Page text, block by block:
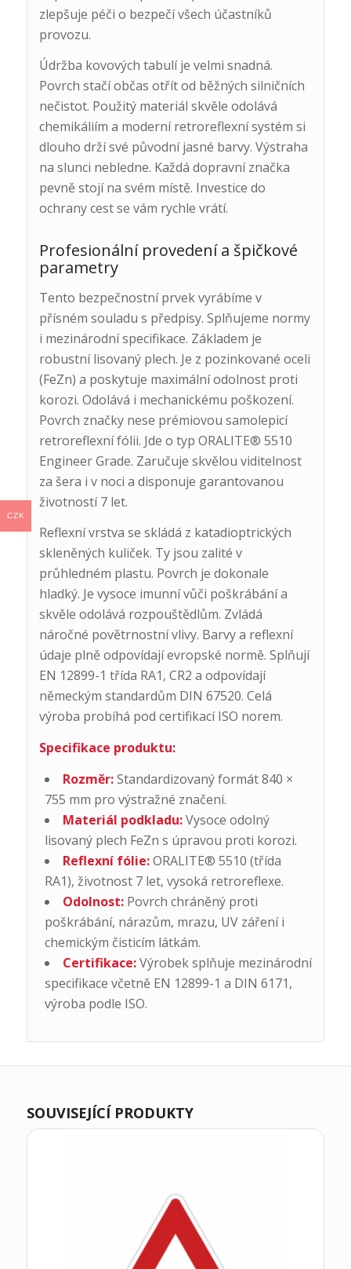
zlepšuje péči o bezpečí všech účastníků
provozu.
Údržba kovových tabulí je velmi snadná.
Povrch stačí občas otřít od běžných silničních
nečistot. Použitý materiál skvěle odolává
chemikáliím a moderní retroreflexní systém si
dlouho drží své původní jasné barvy. Výstraha
na slunci nebledne. Každá dopravní značka
pevně stojí na svém místě. Investice do
ochrany cest se vám rychle vrátí.
Profesionální provedení a špičkové
parametry
Tento bezpečnostní prvek vyrábíme v
přísném souladu s předpisy. Splňujeme normy
i mezinárodní specifikace. Základem je
robustní lisovaný plech. Je z pozinkované oceli
(FeZn) a poskytuje maximální odolnost proti
korozi. Odolává i mechanickému poškození.
Povrch značky nese prémiovou samolepicí
retroreflexní fólii. Jde o typ ORALITE® 5510
Engineer Grade. Zaručuje skvělou viditelnost
za šera i v noci a disponuje garantovanou
životností 7 let.
Reflexní vrstva se skládá z katadioptrických
skleněných kuliček. Ty jsou zalité v
průhledném plastu. Povrch je dokonale
hladký. Je vysoce imunní vůči poškrábání a
skvěle odolává rozpouštědlům. Zvládá
náročné povětrnostní vlivy. Barvy a reflexní
údaje plně odpovídají evropské normě. Splňují
EN 12899-1 třída RA1, CR2 a odpovídají
německým standardům DIN 67520. Celá
výroba probíhá pod certifikací ISO norem.
Specifikace produktu:
Rozměr:Standardizovaný formát 840 ×
755 mm pro výstražné značení.
Materiál podkladu:Vysoce odolný
lisovaný plech FeZn s úpravou proti korozi.
Reflexní fólie:ORALITE® 5510 (třída
RA1), životnost 7 let, vysoká retroreflexe.
Odolnost:Povrch chráněný proti
poškrábání, nárazům, mrazu, UV záření i
chemickým čisticím látkám.
Certifikace:Výrobek splňuje mezinárodní
specifikace včetně EN 12899-1 a DIN 6171,
výroba podle ISO.
SOUVISEJÍCÍ PRODUKTY
CZK